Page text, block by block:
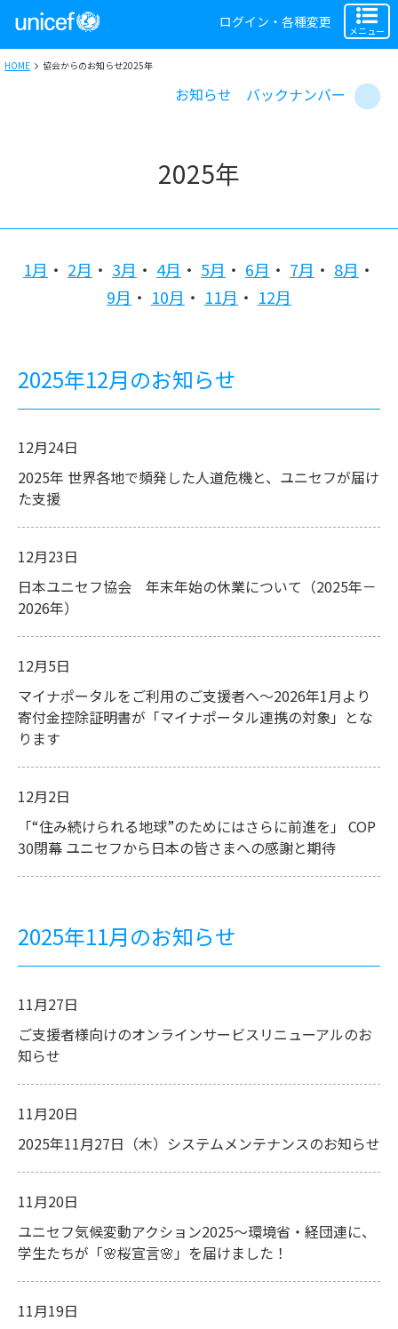
ログイン・各種変更
メニュー
HOME 協会からのお知らせ2025年
お知らせ バックナンバー
2025年
1月 2月 3月 4月 5月 6月 7月
8月
9月
10月 11月 12月
2025年12月のお知らせ
12月24日
2025年 世界各地で頻発した人道危機と、ユニセフが届け
た支援
12月23日
日本ユニセフ協会 年末年始の休業について（2025年－
2026年）
12月5日
マイナポータルをご利用のご支援者へ～2026年1月より
寄付金控除証明書が「マイナポータル連携の対象」とな
ります
12月2日
「“住み続けられる地球”のためにはさらに前進を」 COP
30閉幕 ユニセフから日本の皆さまへの感謝と期待
2025年11月のお知らせ
11月27日
ご支援者様向けのオンラインサービスリニューアルのお
知らせ
11月20日
2025年11月27日（木）システムメンテナンスのお知らせ
11月20日
ユニセフ気候変動アクション2025～環境省・経団連に、
学生たちが「🌸桜宣言🌸」を届けました！
11月19日